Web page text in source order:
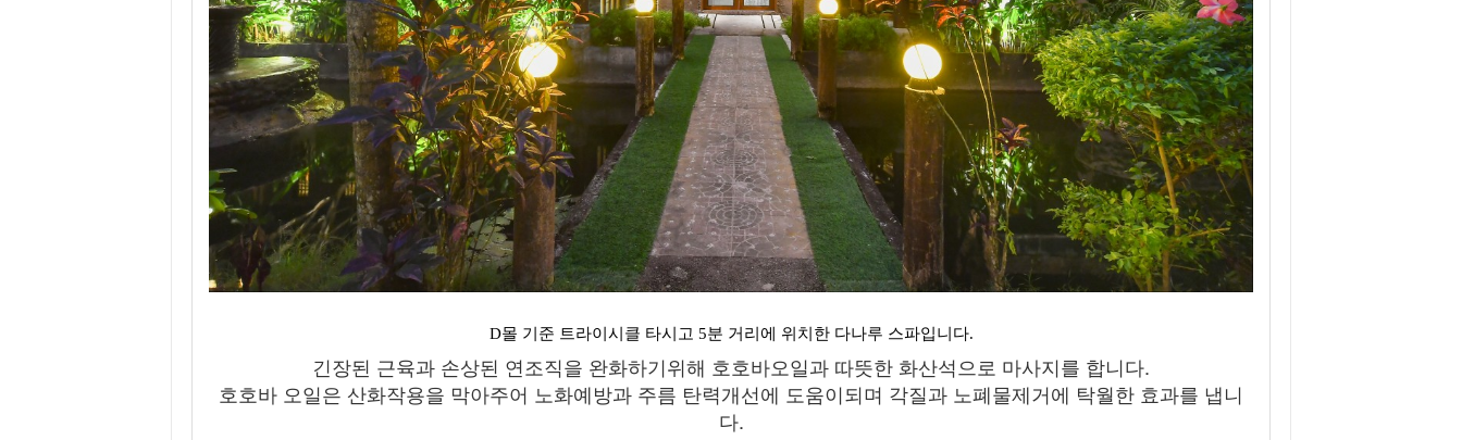
D몰 기준 트라이시클 타시고 5분 거리에 위치한 다나루 스파입니다.
긴장된 근육과 손상된 연조직을 완화하기위해 호호바오일과 따뜻한 화산석으로 마사지를 합니다.
호호바 오일은 산화작용을 막아주어 노화예방과 주름 탄력개선에 도움이되며 각질과 노폐물제거에 탁월한 효과를 냅니
다.